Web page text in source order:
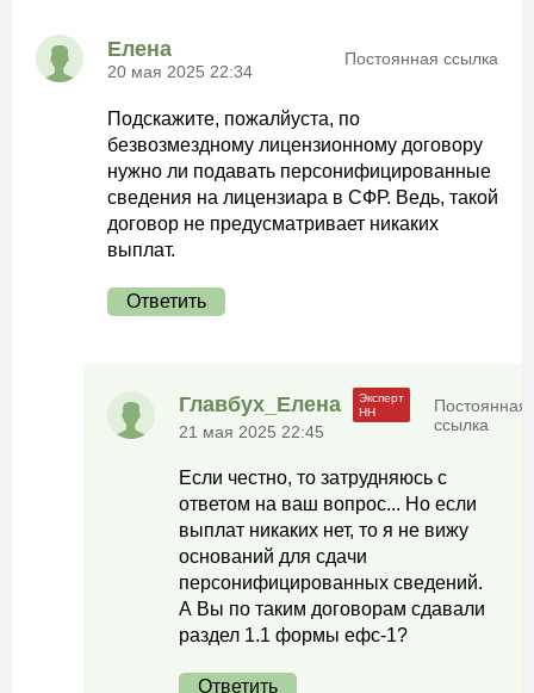
Елена
20 мая 2025 22:34
Постоянная ссылка
Подскажите, пожалйуста, по
безвозмездному лицензионному договору
нужно ли подавать персонифицированные
сведения на лицензиара в СФР. Ведь, такой
договор не предусматривает никаких
выплат.
Ответить
Главбух_Елена
21 мая 2025 22:45
Постоянная
ссылка
Если честно, то затрудняюсь с
ответом на ваш вопрос... Но если
выплат никаких нет, то я не вижу
оснований для сдачи
персонифицированных сведений.
А Вы по таким договорам сдавали
раздел 1.1 формы ефс-1?
Ответить